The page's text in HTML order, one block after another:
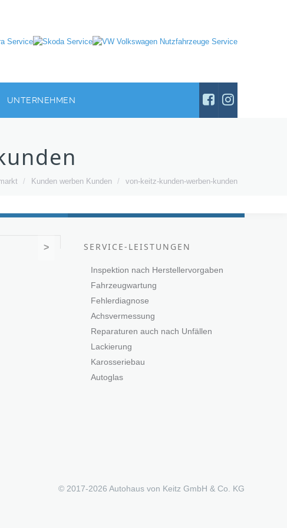
UNTERNEHMEN
/ Kunden werben Kunden / von-keitz-kunden-werben-kunden
> SERVICE-LEISTUNGEN
Inspektion nach Herstellervorgaben
Fahrzeugwartung
Fehlerdiagnose
Achsvermessung
Reparaturen auch nach Unfällen
Lackierung
Karosseriebau
Autoglas
© 2017-2026 Autohaus von Keitz GmbH & Co. KG